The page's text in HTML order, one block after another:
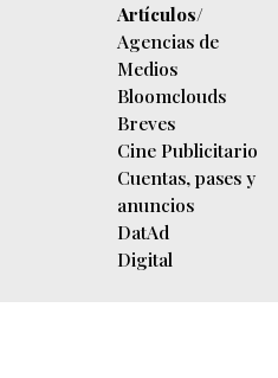
Artículos/
Agencias de
Medios
Bloomclouds
Breves
Cine Publicitario
Cuentas, pases y
anuncios
DatAd
Digital